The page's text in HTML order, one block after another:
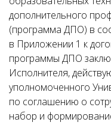
дополнительного
(программа ДПО) в
в Приложении 1 к
программы ДПО
Исполнителя,
уполномоченного
по соглашению о
набор и